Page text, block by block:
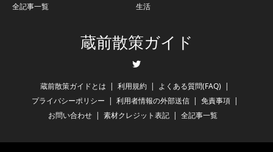
全記事一覧
生活
蔵前散策ガイド
蔵前散策ガイドとは 利用規約
よくある質問(FAQ)
プライバシーポリシー
利用者情報の外部送信
免責事項
お問い合わせ
素材クレジット表記 全記事一覧